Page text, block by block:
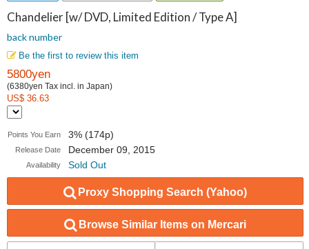
Chandelier [w/ DVD, Limited Edition / Type A]
back number
Be the first to review this item
5800yen
(6380yen Tax incl. in Japan)
US$ 36.63
Points You Earn 3% (174p)
Release Date December 09, 2015
Availability Sold Out
Proxy Shopping Search (Yahoo)
Browse Similar Items on Mercari